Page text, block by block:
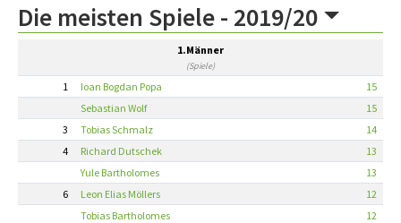
Die meisten Spiele - 2019/20
1.Männer
(Spiele)
1 Ioan Bogdan Popa
15
Sebastian Wolf
15
3
Tobias Schmalz
14
4
Richard Dutschek
13
Yule Bartholomes
13
6
Leon Elias Möllers
12
Tobias Bartholomes
12